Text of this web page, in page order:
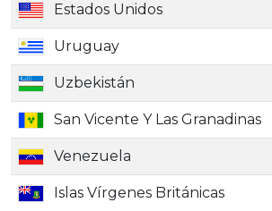
Estados Unidos
Uruguay
Uzbekistán
San Vicente Y Las Granadinas
Venezuela
Islas Vírgenes Británicas